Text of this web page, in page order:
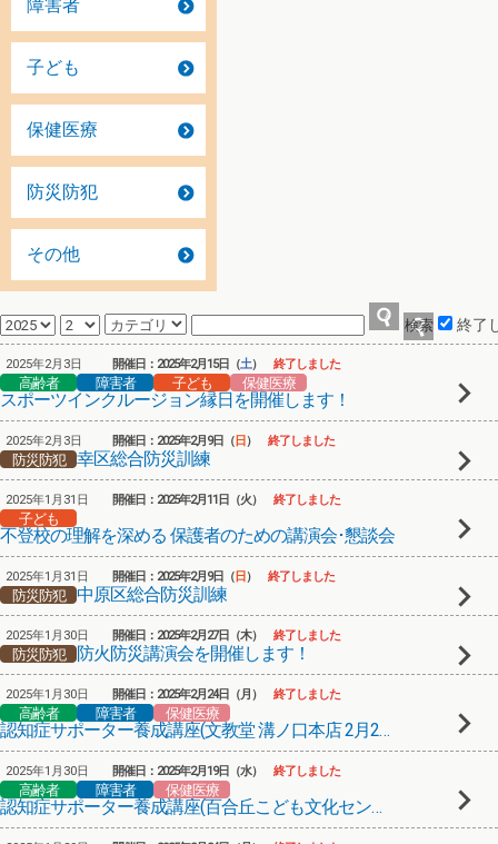
障害者
子ども
保健医療
防災防犯
その他
終了
2025年2月3日
高齢者 障害者 子ども 保健医療
スポーツインクルージョン縁日を開催します！
開催日：2025年2月15日（土） 終了しました
2025年2月3日
防災防犯 幸区総合防災訓練
開催日：2025年2月9日（日 ） 終了しました
2025年1月31日
子ども
不登校の理解を深める 保護者のための講演会･懇談会
開催日：2025年2月11日（火） 終了しました
2025年1月31日
防災防犯 中原区総合防災訓練
開催日：2025年2月9日（日 ） 終了しました
2025年1月30日
防災防犯 防火防災講演会を開催します！
開催日：2025年2月27日（木） 終了しました
2025年1月30日
高齢者 障害者 保健医療
認知症サポーター養成講座(文教堂 溝ノ口本店 2月24日)
開催日：2025年2月24日（月） 終了しました
2025年1月30日
高齢者 障害者 保健医療
認知症サポーター養成講座(百合丘こども文化センター)
開催日：2025年2月19日（水） 終了しました